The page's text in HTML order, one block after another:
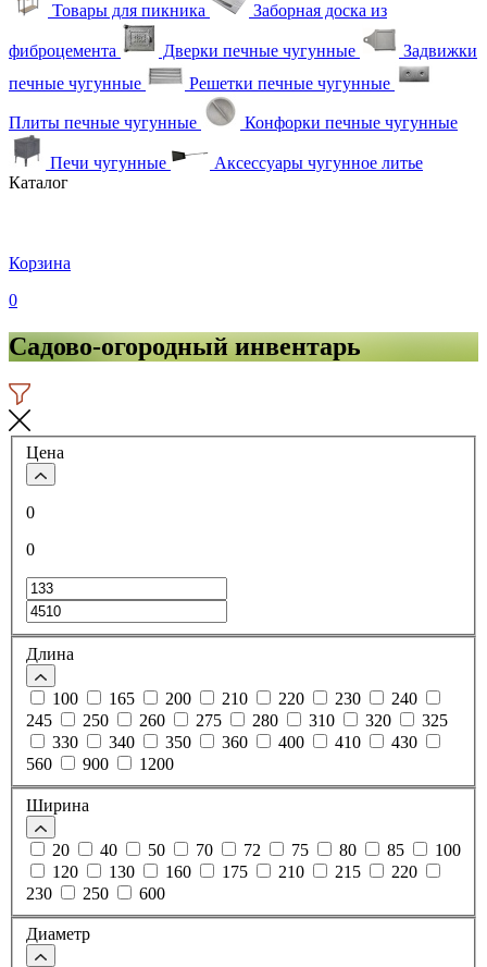
Товары для пикника
Заборная доска из
фиброцемента Дверки печные чугунные
Задвижки
печные чугунные
Решетки печные чугунные
Плиты печные чугунные Конфорки печные чугунные
Печи чугунные
Аксессуары чугунное литье
Каталог
Корзина
0
Садово-огородный инвентарь
Цена
0
0
Длина
100 165 200 210 220 230
240
245
250 260 275 280 310 320
325
330
340 350 360 400 410
430
560
900 1200
Ширина
20 40 50 70 72 75 80 85
100
120
130 160 175 210 215
220
230
250 600
Диаметр